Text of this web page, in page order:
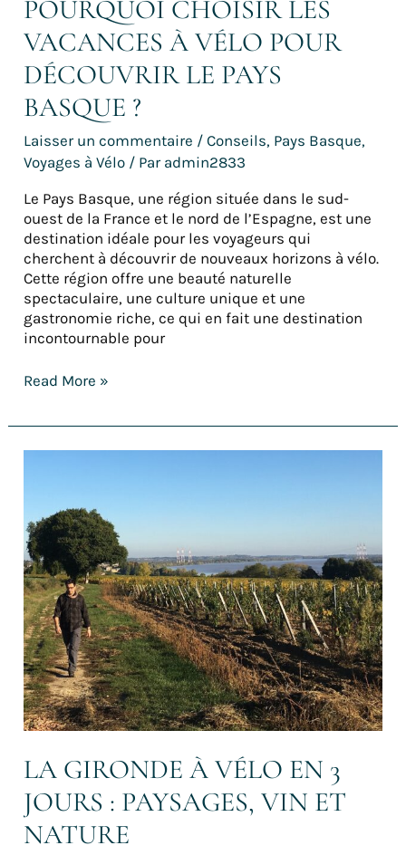
POURQUOI CHOISIR LES
VACANCES À VÉLO POUR
DÉCOUVRIR LE PAYS
BASQUE ?
Laisser un commentaire /Conseils, Pays Basque,
Voyages à Vélo / Par admin2833
Le Pays Basque, une région située dans le sud-
ouest de la France et le nord de l’Espagne, est une
destination idéale pour les voyageurs qui
cherchent à découvrir de nouveaux horizons à vélo.
Cette région offre une beauté naturelle
spectaculaire, une culture unique et une
gastronomie riche, ce qui en fait une destination
incontournable pour
Read More »
LA GIRONDE À VÉLO EN 3
JOURS : PAYSAGES, VIN ET
NATURE
vélo
en
3
jours
:
paysages,
vin
et
nature